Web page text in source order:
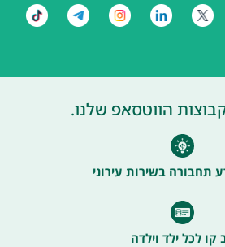
הווטסאפ שלנו.
תחבורה בשירות עירוני
קו לכל ילד וילדה